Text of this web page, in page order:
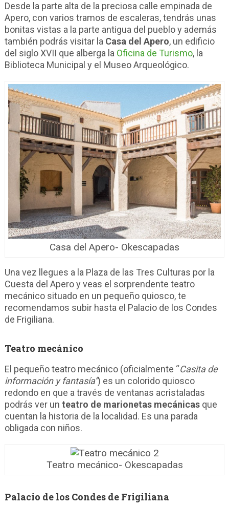
Desde la parte alta de la preciosa calle empinada de
Apero, con varios tramos de escaleras, tendrás unas
bonitas vistas a la parte antigua del pueblo y además
también podrás visitar la Casa del Apero, un edificio
del siglo XVII que alberga la Oficina de Turismo, la
Biblioteca Municipal y el Museo Arqueológico.
Casa del Apero- Okescapadas
Una vez llegues a la Plaza de las Tres Culturas por la
Cuesta del Apero y veas el sorprendente teatro
mecánico situado en un pequeño quiosco, te
recomendamos subir hasta el Palacio de los Condes
de Frigiliana.
Teatro mecánico
El pequeño teatro mecánico (oficialmente “Casita de
información y fantasía”) es un colorido quiosco
redondo en que a través de ventanas acristaladas
podrás ver un teatro de marionetas mecánicasque
cuentan la historia de la localidad. Es una parada
obligada con niños.
Teatro mecánico- Okescapadas
Palacio de los Condes de Frigiliana